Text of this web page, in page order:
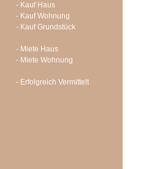
- Kauf Haus
- Kauf Wohnung
- Kauf Grundstück
- Miete Haus
- Miete Wohnung
- Erfolgreich Vermittelt